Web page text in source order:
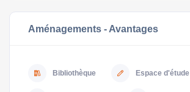
Aménagements - Avantages
Bibliothèque Espace d'étude